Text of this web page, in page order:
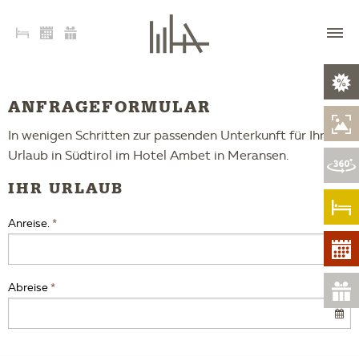
ANFRAGEFORMULAR
In wenigen Schritten zur passenden Unterkunft für Ihren
Urlaub in Südtirol im Hotel Ambet in Meransen.
IHR URLAUB
Anreise.
Abreise